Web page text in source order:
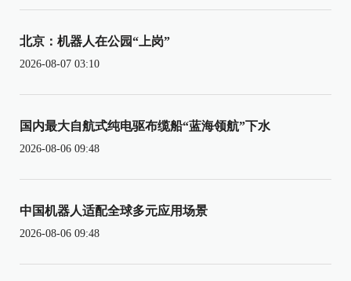
北京：机器人在公园“上岗”
2026-08-07 03:10
国内最大自航式纯电驱布缆船“蓝海领航”下水
2026-08-06 09:48
中国机器人适配全球多元应用场景
2026-08-06 09:48